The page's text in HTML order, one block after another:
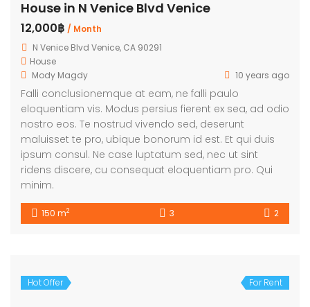
House in N Venice Blvd Venice
12,000฿ / Month
N Venice Blvd Venice, CA 90291
House
Mody Magdy
10 years ago
Falli conclusionemque at eam, ne falli paulo
eloquentiam vis. Modus persius fierent ex sea, ad odio
nostro eos. Te nostrud vivendo sed, deserunt
maluisset te pro, ubique bonorum id est. Et qui duis
ipsum consul. Ne case luptatum sed, nec ut sint
ridens discere, cu consequat eloquentiam pro. Qui
minim.
150 m2 3 2
Hot Offer For Rent